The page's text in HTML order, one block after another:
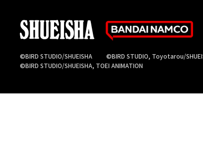
©BIRD STUDIO/SHUEISHA
©BIRD STUDIO, Toyotarou/
©BIRD STUDIO/SHUEISHA, TOEI ANIMATION